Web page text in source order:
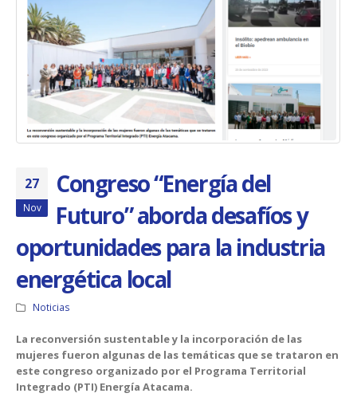
27
Nov
Congreso “Energía del
Futuro” aborda desafíos y
oportunidades para la industria
energética local
Noticias
La reconversión sustentable y la incorporación de las
mujeres fueron algunas de las temáticas que se trataron en
este congreso organizado por el Programa Territorial
Integrado (PTI) Energía Atacama.